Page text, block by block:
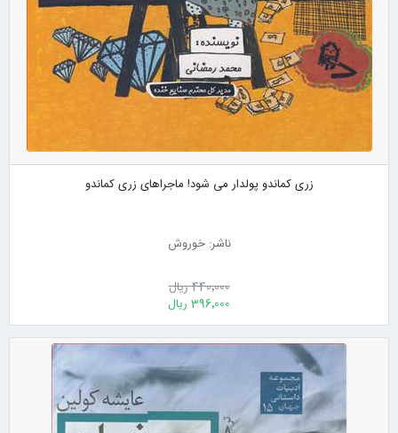
زری کماندو پولدار می شود! ماجراهای زری کماندو
ناشر: خوروش
440٬000 ریال
396٬000 ریال